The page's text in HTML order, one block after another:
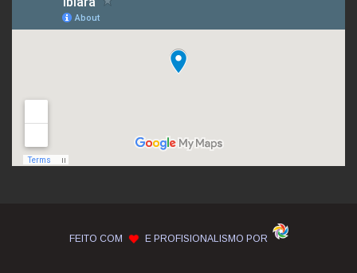
FEITO COM E PROFISIONALISMO POR